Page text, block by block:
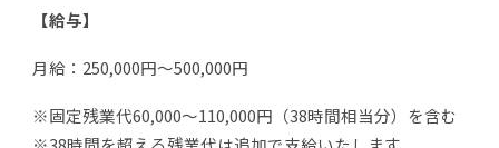
【給与】
月給：250,000円～500,000円
※固定残業代60,000～110,000円（38時間相当分）を含む